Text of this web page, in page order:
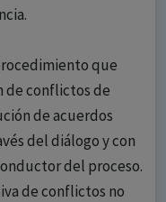
que
de conflictos de
de acuerdos
del diálogo y con
del proceso.
de conflictos no